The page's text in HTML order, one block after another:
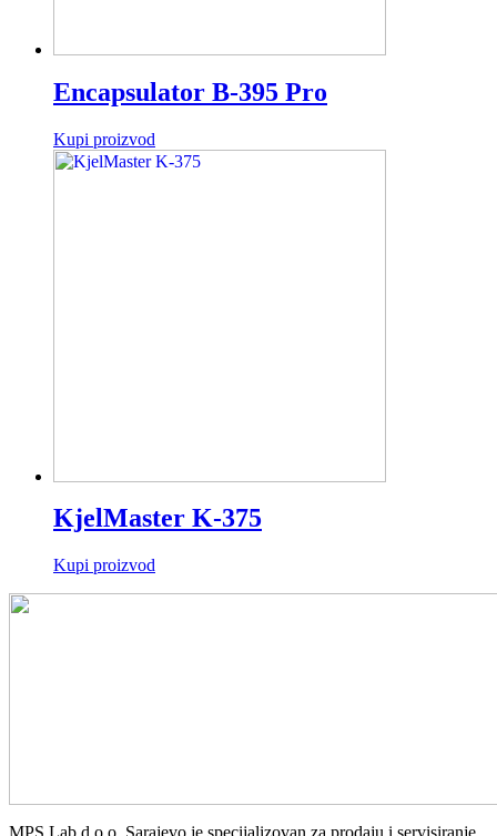
Encapsulator B-395 Pro
Kupi proizvod
KjelMaster K-375
Kupi proizvod